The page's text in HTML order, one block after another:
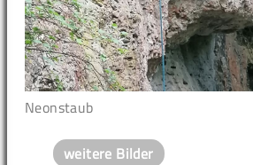
Neonstaub
weitere Bilder